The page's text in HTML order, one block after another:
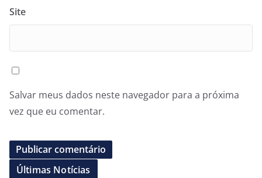
Site
Salvar meus dados neste navegador para a próxima
vez que eu comentar.
Últimas Notícias